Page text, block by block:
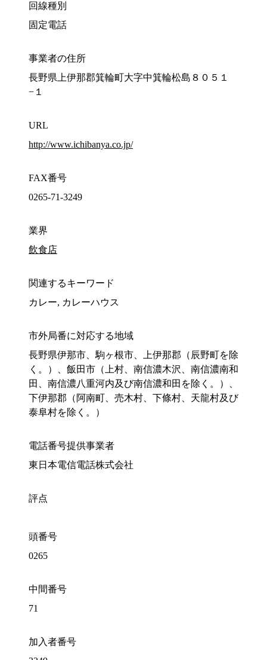
回線種別
固定電話
事業者の住所
長野県上伊那郡箕輪町大字中箕輪松島８０５１
−１
URL
http://www.ichibanya.co.jp/
FAX番号
0265-71-3249
業界
飲食店
関連するキーワード
カレー, カレーハウス
市外局番に対応する地域
長野県伊那市、駒ヶ根市、上伊那郡（辰野町を除
く。）、飯田市（上村、南信濃木沢、南信濃南和
田、南信濃八重河内及び南信濃和田を除く。）、
下伊那郡（阿南町、売木村、下條村、天龍村及び
泰阜村を除く。）
電話番号提供事業者
東日本電信電話株式会社
評点
頭番号
0265
中間番号
71
加入者番号